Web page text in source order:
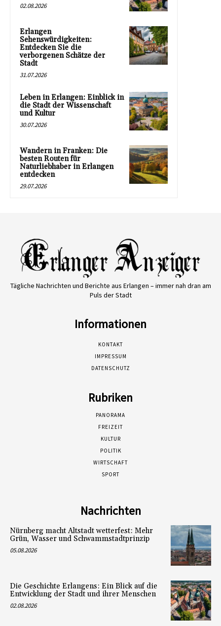
02.08.2026
Erlangen
Sehenswürdigkeiten:
Entdecken Sie die
verborgenen Schätze der
Stadt
31.07.2026
Leben in Erlangen: Einblick in
die Stadt der Wissenschaft
und Kultur
30.07.2026
Wandern in Franken: Die
besten Routen für
Naturliebhaber in Erlangen
entdecken
29.07.2026
Tägliche Nachrichten und Berichte aus Erlangen – immer nah dran am
Puls der Stadt
Informationen
KONTAKT
IMPRESSUM
DATENSCHUTZ
Rubriken
PANORAMA
FREIZEIT
KULTUR
POLITIK
WIRTSCHAFT
SPORT
Nachrichten
Nürnberg macht Altstadt wetterfest: Mehr
Grün, Wasser und Schwammstadtprinzip
05.08.2026
Die Geschichte Erlangens: Ein Blick auf die
Entwicklung der Stadt und ihrer Menschen
02.08.2026